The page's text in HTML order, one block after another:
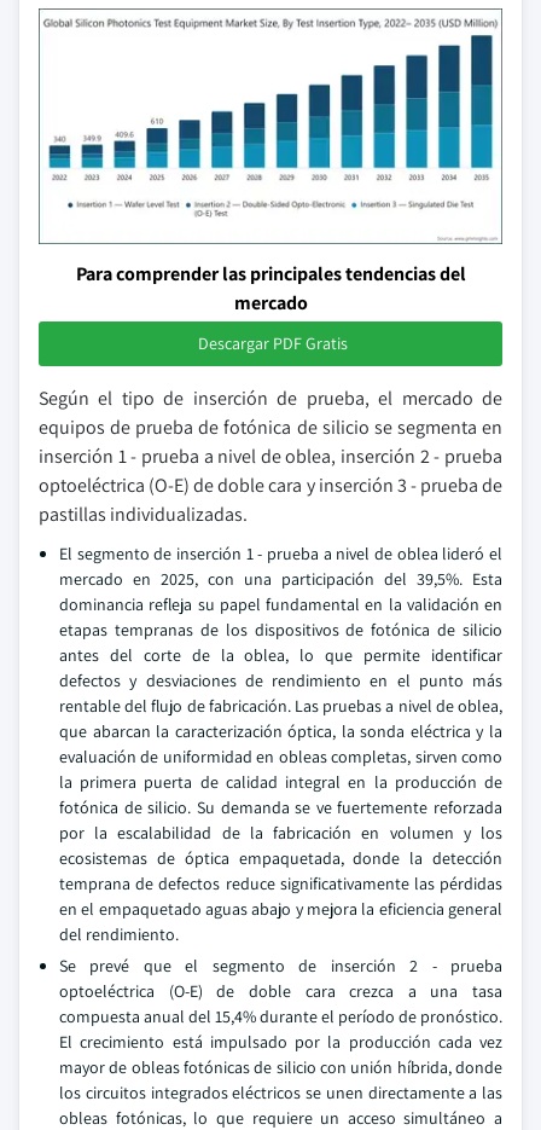
Para comprender las principales tendencias del
mercado
Descargar PDF Gratis
Según el tipo de inserción de prueba, el mercado de
equipos de prueba de fotónica de silicio se segmenta en
inserción 1 - prueba a nivel de oblea, inserción 2 - prueba
optoeléctrica (O-E) de doble cara y inserción 3 - prueba de
pastillas individualizadas.
El segmento de inserción 1 - prueba a nivel de oblea lideró el
mercado en 2025, con una participación del 39,5%. Esta
dominancia refleja su papel fundamental en la validación en
etapas tempranas de los dispositivos de fotónica de silicio
antes del corte de la oblea, lo que permite identificar
defectos y desviaciones de rendimiento en el punto más
rentable del flujo de fabricación. Las pruebas a nivel de oblea,
que abarcan la caracterización óptica, la sonda eléctrica y la
evaluación de uniformidad en obleas completas, sirven como
la primera puerta de calidad integral en la producción de
fotónica de silicio. Su demanda se ve fuertemente reforzada
por la escalabilidad de la fabricación en volumen y los
ecosistemas de óptica empaquetada, donde la detección
temprana de defectos reduce significativamente las pérdidas
en el empaquetado aguas abajo y mejora la eficiencia general
del rendimiento.
Se prevé que el segmento de inserción 2 - prueba
optoeléctrica (O-E) de doble cara crezca a una tasa
compuesta anual del 15,4% durante el período de pronóstico.
El crecimiento está impulsado por la producción cada vez
mayor de obleas fotónicas de silicio con unión híbrida, donde
los circuitos integrados eléctricos se unen directamente a las
obleas fotónicas, lo que requiere un acceso simultáneo a